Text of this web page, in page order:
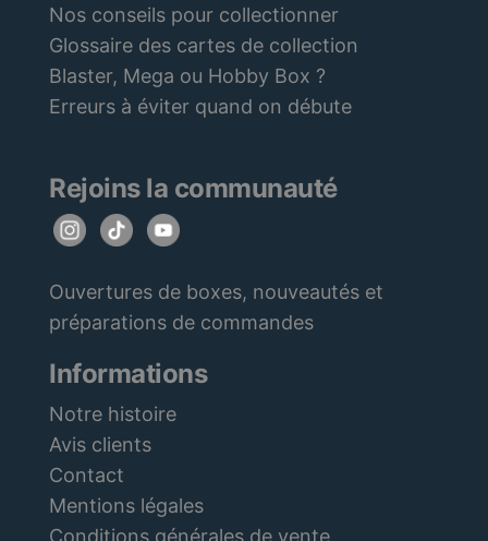
Nos conseils pour collectionner
Glossaire des cartes de collection
Blaster, Mega ou Hobby Box ?
Erreurs à éviter quand on débute
Rejoins la communauté
Ouvertures de boxes, nouveautés et
préparations de commandes
Informations
Notre histoire
Avis clients
Contact
Mentions légales